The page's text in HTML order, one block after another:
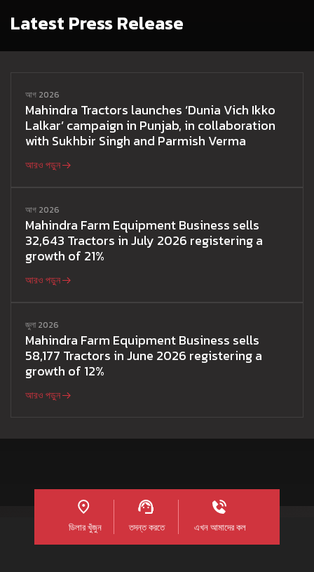
Latest Press Release
আগ 2026
Mahindra Tractors launches ‘Dunia Vich Ikko
Lalkar’ campaign in Punjab, in collaboration
with Sukhbir Singh and Parmish Verma
আরও পড়ুন
আগ 2026
Mahindra Farm Equipment Business sells
32,643 Tractors in July 2026 registering a
growth of 21%
আরও পড়ুন
জুলা 2026
Mahindra Farm Equipment Business sells
58,177 Tractors in June 2026 registering a
growth of 12%
আরও পড়ুন
ডিলার খুঁজুন তদন্ত করতে এখন আমাদের কল